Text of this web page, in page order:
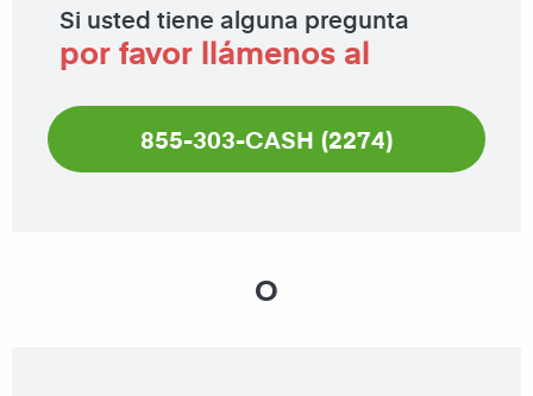
Si usted tiene alguna pregunta
por favor llámenos al
855-303-CASH (2274)
O